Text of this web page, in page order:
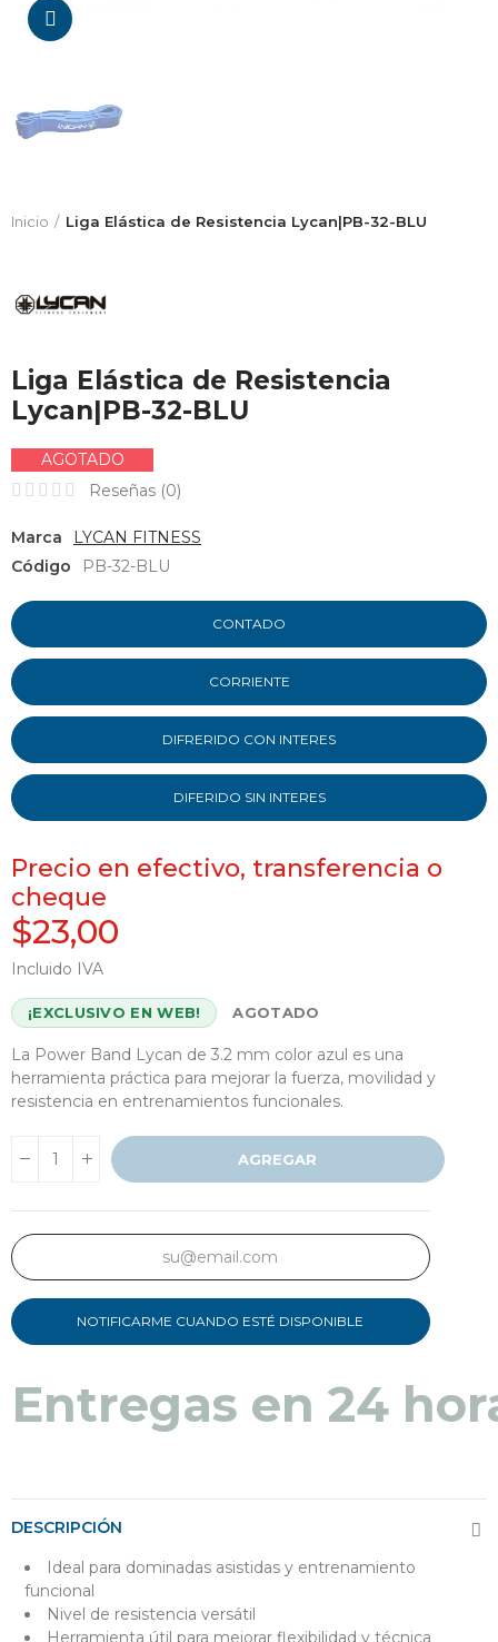
Inicio Liga Elástica de Resistencia Lycan|PB-32-BLU
Liga Elástica de Resistencia
Lycan|PB-32-BLU
AGOTADO
Reseñas (0)
Marca
LYCAN FITNESS
Código
PB-32-BLU
CONTADO
CORRIENTE
DIFRERIDO CON INTERES
DIFERIDO SIN INTERES
Precio en efectivo, transferencia o
cheque
$23,00
Incluido IVA
¡EXCLUSIVO EN WEB! AGOTADO
La Power Band Lycan de 3.2 mm color azul es una
herramienta práctica para mejorar la fuerza, movilidad y
resistencia en entrenamientos funcionales.
AGREGAR
NOTIFICARME CUANDO ESTÉ DISPONIBLE
Entregas en 24
DESCRIPCIÓN
Ideal para dominadas asistidas y entrenamiento
funcional
Nivel de resistencia versátil
Herramienta útil para mejorar flexibilidad y técnica